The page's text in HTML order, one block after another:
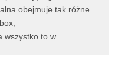
obejmuje tak różne
wszystko to w...